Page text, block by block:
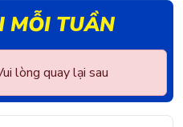
MỖI TUẦN
lòng quay lại sau